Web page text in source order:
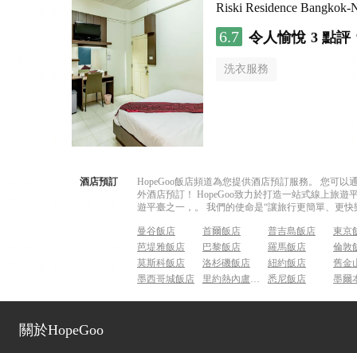
Riski Residence Bangkok-
6.7 令人愉悅 3 點評
洗衣服務
酒店預訂
HopeGoo飯店頻道為您提供酒店預訂服務。 您可
外酒店預訂！ HopeGoo致力於打造一站式線上旅
遊平臺之一，。 我們的使命是“讓旅行更簡單、更
曼谷飯店 首爾飯店 普吉島飯店
東京
芭堤雅飯店
巴黎飯店 羅馬飯店
倫敦
莫斯科飯店
洛杉磯飯店 紐約飯店
舊金
墨西哥城飯店
里約熱內盧飯店 悉尼飯店 墨爾
關於HopeGoo